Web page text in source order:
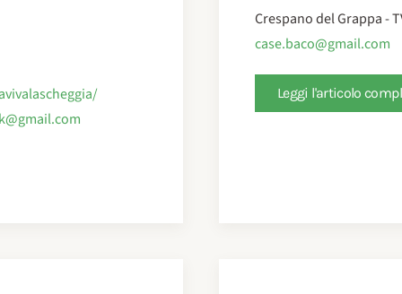
Crespano del Grappa -
case.baco@gmail.com
Leggi l'articolo